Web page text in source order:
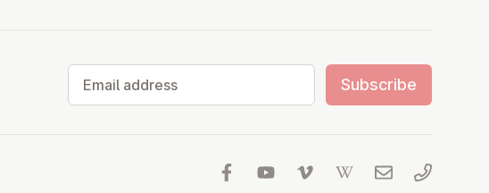
Subscribe